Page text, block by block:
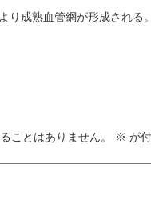
り成熟血管網が形成される。
ことはありません。 ※ が